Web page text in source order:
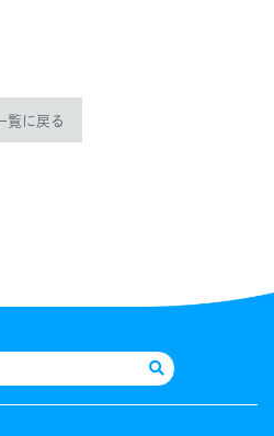
覧に戻る